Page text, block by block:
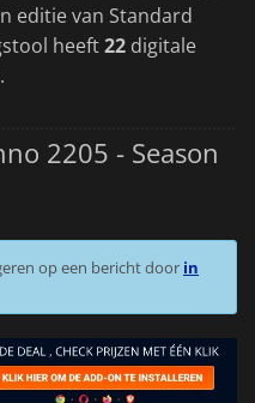
editie van Standard
heeft22 digitale
2205 - Season
op een bericht door in